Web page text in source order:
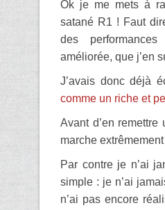
Ok je me mets à
satané R1 ! Faut
des
améliorée, que j’en
J’avais donc déjà
comme un riche et
Avant d’en
marche
Par contre je n’ai
simple : je n’ai
n’ai pas encore